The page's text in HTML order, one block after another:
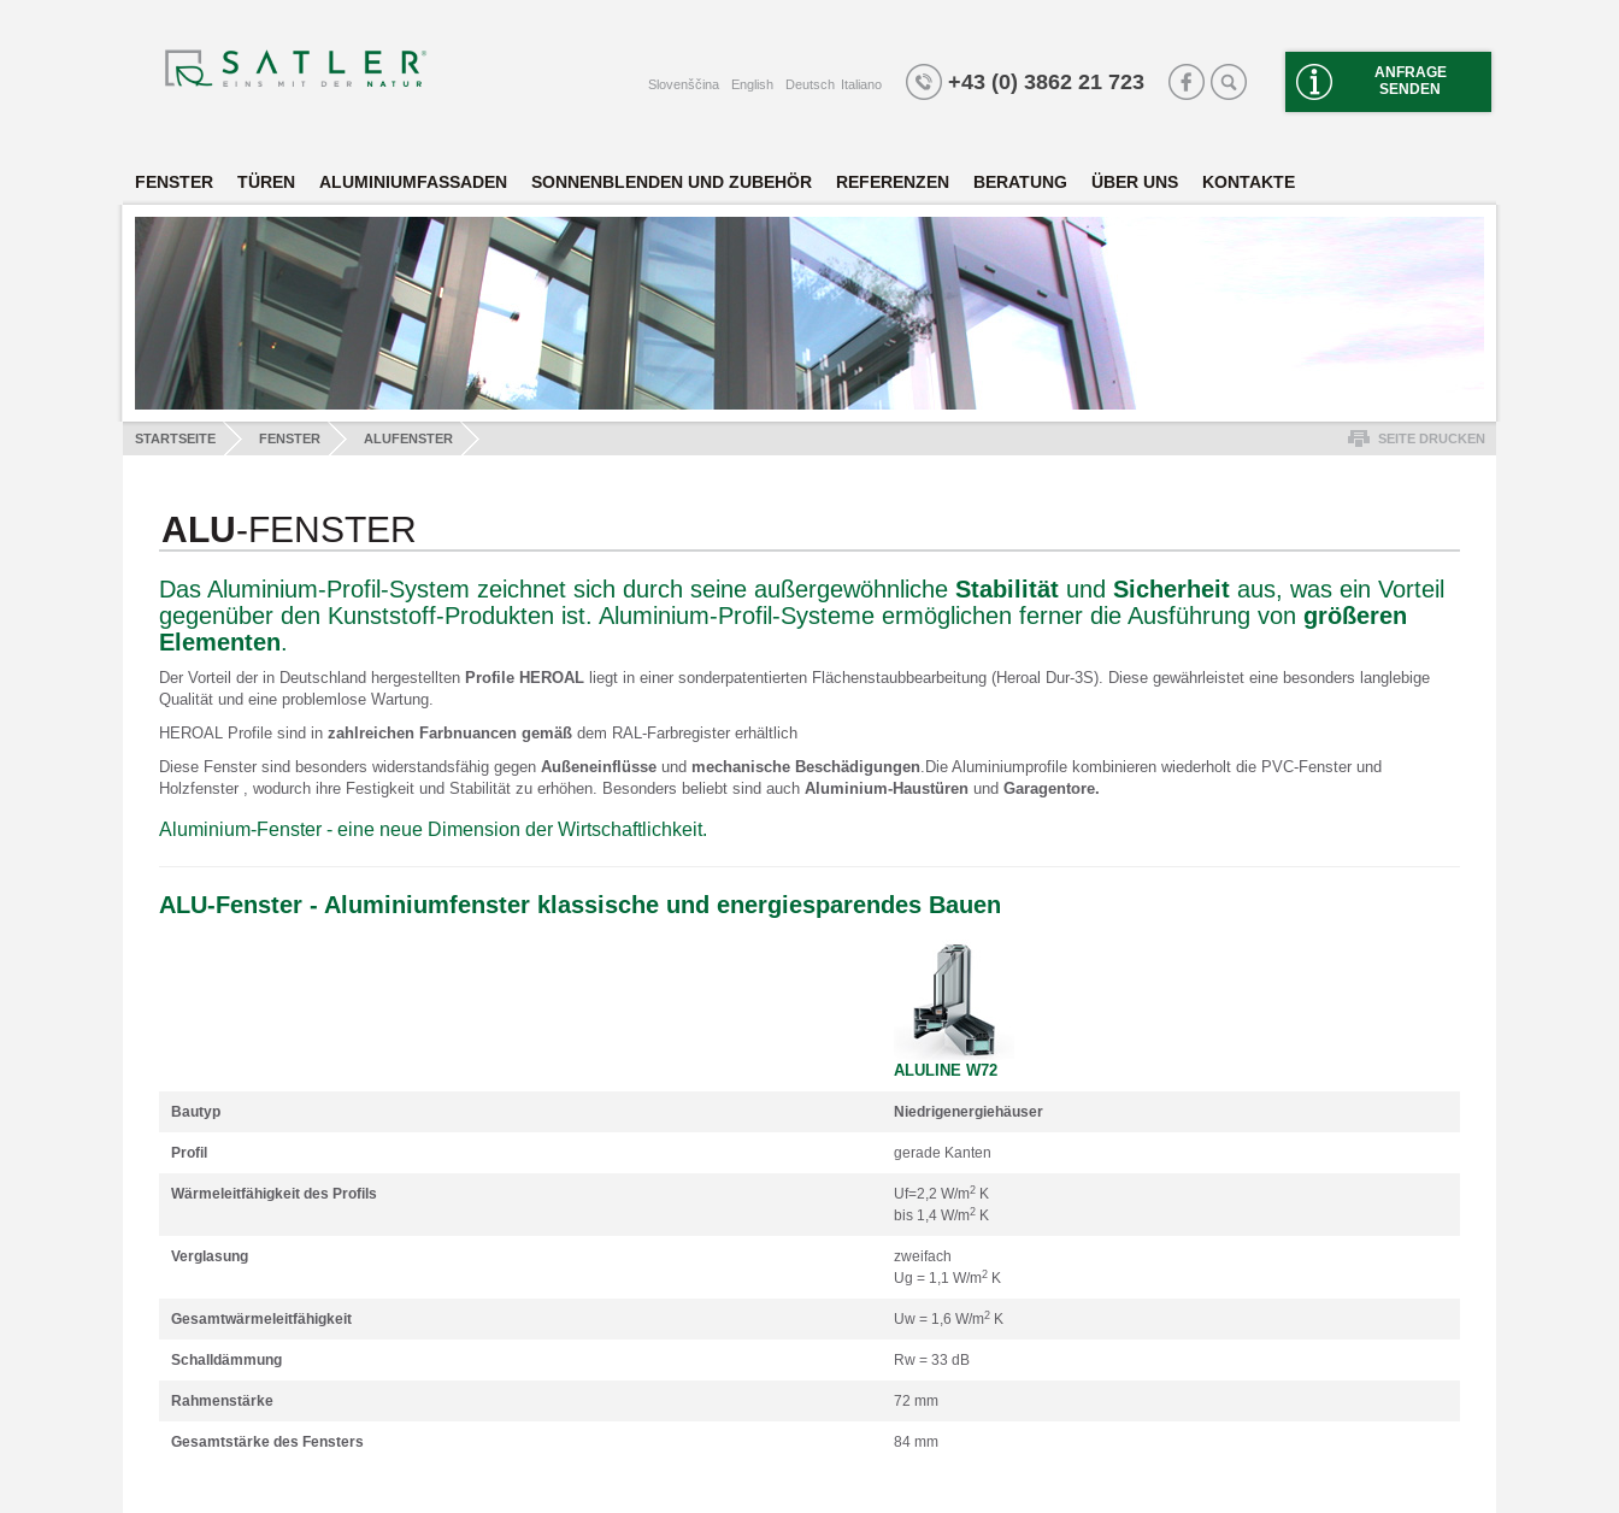
ANFRAGE
SENDEN
+43 (0) 3862 21 723
Slovenščina English Deutsch Italiano
FENSTER TÜREN ALUMINIUMFASSADEN SONNENBLENDEN UND ZUBEHÖR REFERENZEN BERATUNG ÜBER UNS KONTAKTE
STARTSEITE FENSTER ALUFENSTER SEITE DRUCKEN
ALU-FENSTER
Das Aluminium-Profil-System zeichnet sich durch seine außergewöhnliche Stabilität und Sicherheit aus, was ein Vorteil
gegenüber den Kunststoff-Produkten ist. Aluminium-Profil-Systeme ermöglichen ferner die Ausführung von größeren
Elementen.
Der Vorteil der in Deutschland hergestellten Profile HEROAL liegt in einer sonderpatentierten Flächenstaubbearbeitung (Heroal Dur-3S). Diese gewährleistet eine besonders langlebige
Qualität und eine problemlose Wartung.
HEROAL Profile sind in zahlreichen Farbnuancen gemäß dem RAL-Farbregister erhältlich
Diese Fenster sind besonders widerstandsfähig gegen Außeneinflüsse und mechanische Beschädigungen.Die Aluminiumprofile kombinieren wiederholt die PVC-Fenster und
Holzfenster , wodurch ihre Festigkeit und Stabilität zu erhöhen. Besonders beliebt sind auch Aluminium-Haustüren und Garagentore.
Aluminium-Fenster - eine neue Dimension der Wirtschaftlichkeit.
ALU-Fenster - Aluminiumfenster klassische und energiesparendes Bauen
ALULINE W72
Bautyp Niedrigenergiehäuser
Profil gerade Kanten
Wärmeleitfähigkeit des Profils Uf=2,2 W/m2 K
bis 1,4 W/m2 K
Verglasung
zweifach
Ug = 1,1 W/m2 K
Gesamtwärmeleitfähigkeit Uw = 1,6 W/m2 K
Schalldämmung Rw = 33 dB
Rahmenstärke 72 mm
Gesamtstärke des Fensters 84 mm